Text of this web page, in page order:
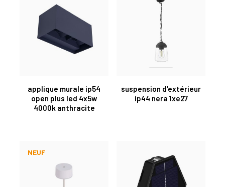
applique murale ip54
open plus led 4x5w
4000k anthracite
suspension d'extérieur
ip44 nera 1xe27
NEUF